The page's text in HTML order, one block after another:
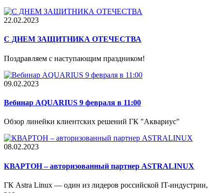
22.02.2023
С ДНЕМ ЗАЩИТНИКА ОТЕЧЕСТВА
Поздравляем с наступающим праздником!
09.02.2023
Вебинар AQUARIUS 9 февраля в 11:00
Обзор линейки клиентских решений ГК "Аквариус"
08.02.2023
КВАРТОН – авторизованный партнер ASTRALINUX
ГК Astra Linux — один из лидеров российской IT-индустрии,